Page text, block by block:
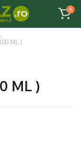
0
ML )
ML )